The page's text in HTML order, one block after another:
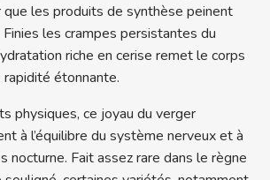
que les produits de synthèse peinent
les crampes persistantes du
riche en cerise remet le corps
rapidité étonnante.
physiques, ce joyau du verger
à l’équilibre du système nerveux et à
nocturne. Fait assez rare dans le règne